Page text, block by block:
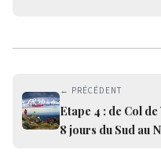
← PRÉCÉDENT
Etape 4 : de Col
8 jours du Sud au